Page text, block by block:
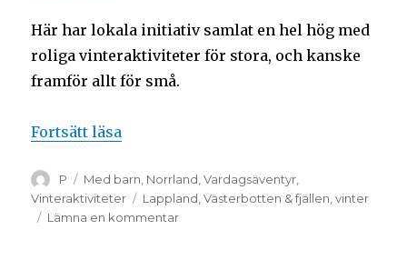
Här har lokala initiativ samlat en hel hög med
roliga vinteraktiviteter för stora, och kanske
framför allt för små.
Fortsätt läsa
P Med barn Norrland ,Vardagsäventyr
Vinteraktiviteter
Lappland ,Västerbotten & fjällen ,vinter
Lämna en kommentar